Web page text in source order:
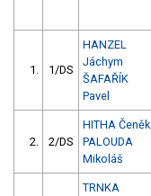
1. 1/DS
HANZEL
Jáchym
ŠAFAŘÍK
Pavel
2. 2/DS
HITHA Čeněk
PALOUDA
Mikoláš
TRNKA